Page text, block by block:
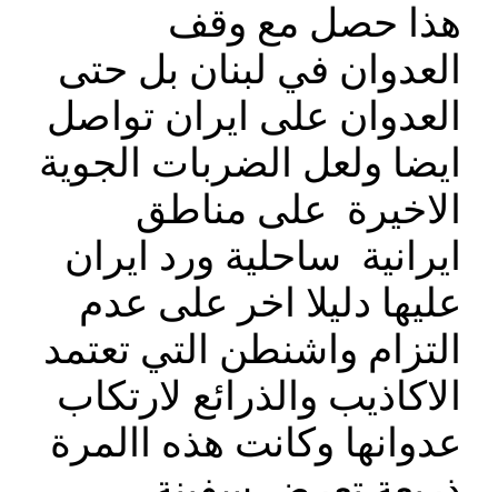
هذا حصل مع وقف
العدوان في لبنان بل حتى
العدوان على ايران تواصل
ايضا ولعل الضربات الجوية
الاخيرة على مناطق
ايرانية ساحلية ورد ايران
عليها دليلا اخر على عدم
التزام واشنطن التي تعتمد
الاكاذيب والذرائع لارتكاب
عدوانها وكانت هذه االمرة